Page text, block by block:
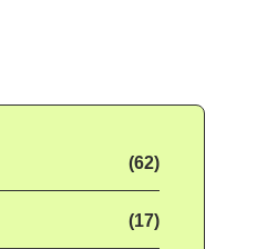
(62)
(17)